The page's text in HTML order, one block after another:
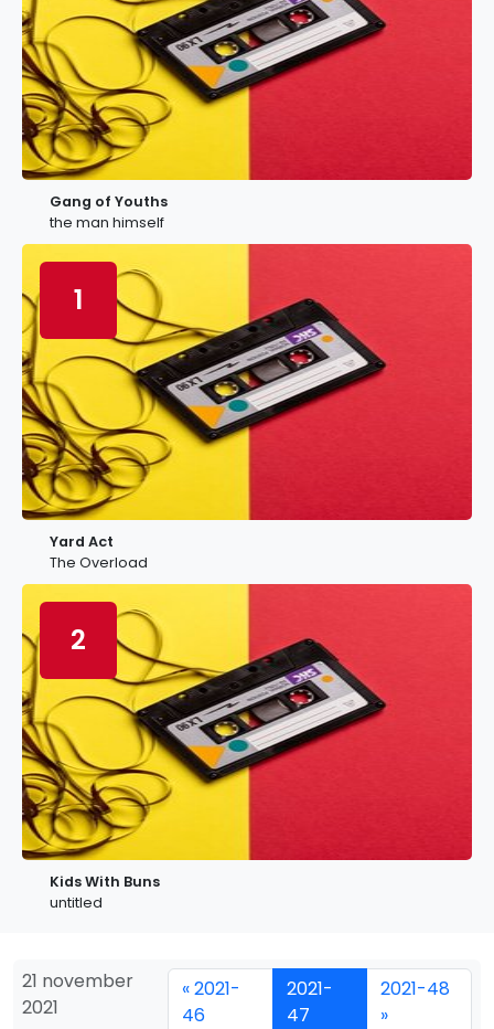
Gang of Youths
the man himself
1
Yard Act
The Overload
2
Kids With Buns
untitled
21 november
2021
« 2021-
46
2021-
47
2021-48
»